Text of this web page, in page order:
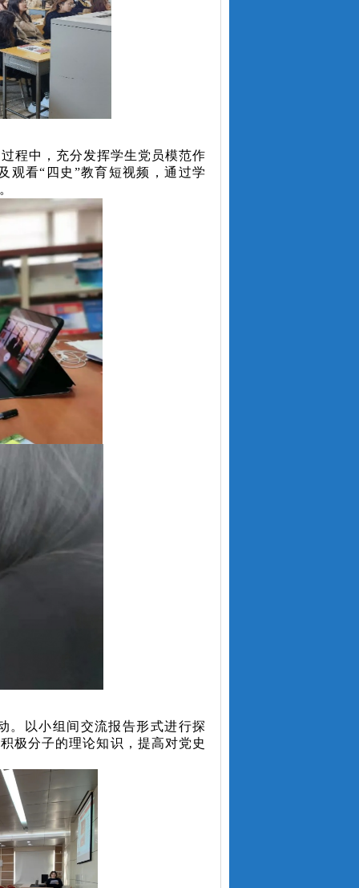
程中，充分发挥学生党员模范作
观看“四史”教育短视频，通过学
。以小组间交流报告形式进行探
极分子的理论知识，提高对党史